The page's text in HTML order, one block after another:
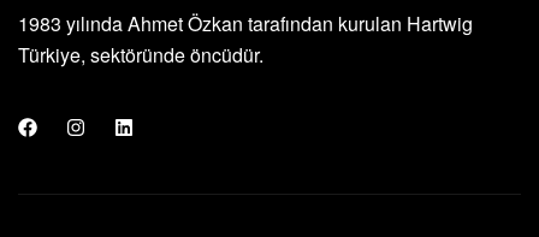
1983 yılında Ahmet Özkan tarafından kurulan Hartwig
Türkiye, sektöründe öncüdür.